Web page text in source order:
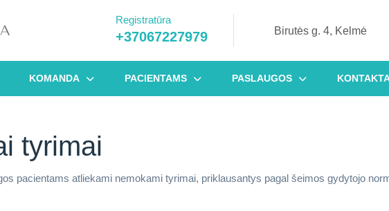
Registratūra
+37067227979+37067227979Birutės g. 4, Kelmė
KOMANDA PACIENTAMS PASLAUGOS
tyrimai
pacientams atliekami nemokami tyrimai, priklausantys pagal šeimos gydytojo